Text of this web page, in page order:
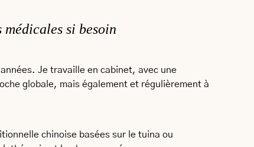
si besoin
Je travaille en cabinet, avec une
globale, mais également et régulièrement à
chinoise basées sur le tuina ou